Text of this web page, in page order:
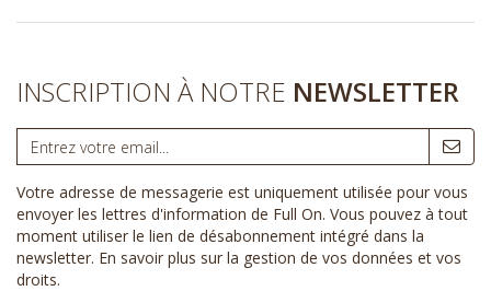
INSCRIPTION À NOTRE NEWSLETTER
Votre adresse de messagerie est uniquement utilisée pour vous
envoyer les lettres d'information de Full On. Vous pouvez à tout
moment utiliser le lien de désabonnement intégré dans la
newsletter. En savoir plus sur la gestion de vos données et vos
droits.